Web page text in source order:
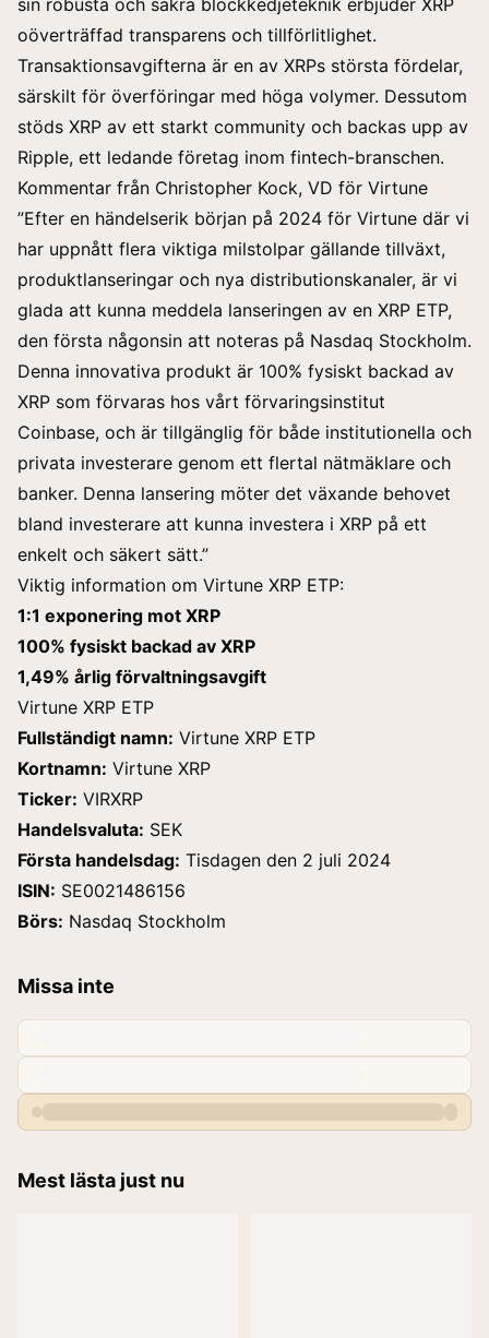
oöverträffad transparens och tillförlitlighet.
Transaktionsavgifterna är en av XRPs största fördelar,
särskilt för överföringar med höga volymer. Dessutom
stöds XRP av ett starkt community och backas upp av
Ripple, ett ledande företag inom fintech-branschen.
Kommentar från Christopher Kock, VD för Virtune
”Efter en händelserik början på 2024 för Virtune där vi
har uppnått flera viktiga milstolpar gällande tillväxt,
produktlanseringar och nya distributionskanaler, är vi
glada att kunna meddela lanseringen av en XRP ETP,
den första någonsin att noteras på Nasdaq Stockholm.
Denna innovativa produkt är 100% fysiskt backad av
XRP som förvaras hos vårt förvaringsinstitut
Coinbase, och är tillgänglig för både institutionella och
privata investerare genom ett flertal nätmäklare och
banker. Denna lansering möter det växande behovet
bland investerare att kunna investera i XRP på ett
enkelt och säkert sätt.”
Viktig information om Virtune XRP ETP:
1:1 exponering mot XRP
100% fysiskt backad av XRP
1,49% årlig förvaltningsavgift
Virtune XRP ETP
Fullständigt namn: Virtune XRP ETP
Kortnamn: Virtune XRP
Ticker: VIRXRP
Handelsvaluta: SEK
Första handelsdag: Tisdagen den 2 juli 2024
ISIN: SE0021486156
Börs: Nasdaq Stockholm
Missa inte
Mest lästa just nu